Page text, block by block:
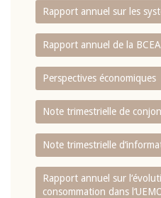
Rapport annuel sur les
Rapport annuel de la
Perspectives économiques
Note trimestrielle de
Note trimestrielle
Rapport annuel sur
consommation dans